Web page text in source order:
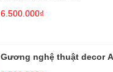
6.500.000₫
Gương nghệ thuật decor